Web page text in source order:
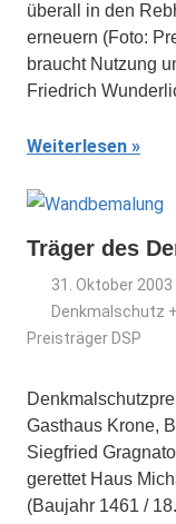
überall in den
erneuern (Foto:
braucht Nutzung
Friedrich
Weiterlesen
Träger des
31. Oktober 2003
Denkmalschutz
Preisträger DSP
Gasthaus Krone,
Siegfried
gerettet Haus
(Baujahr 1461 /